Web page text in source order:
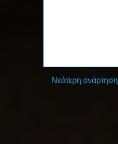
Νεότερη ανάρτηση